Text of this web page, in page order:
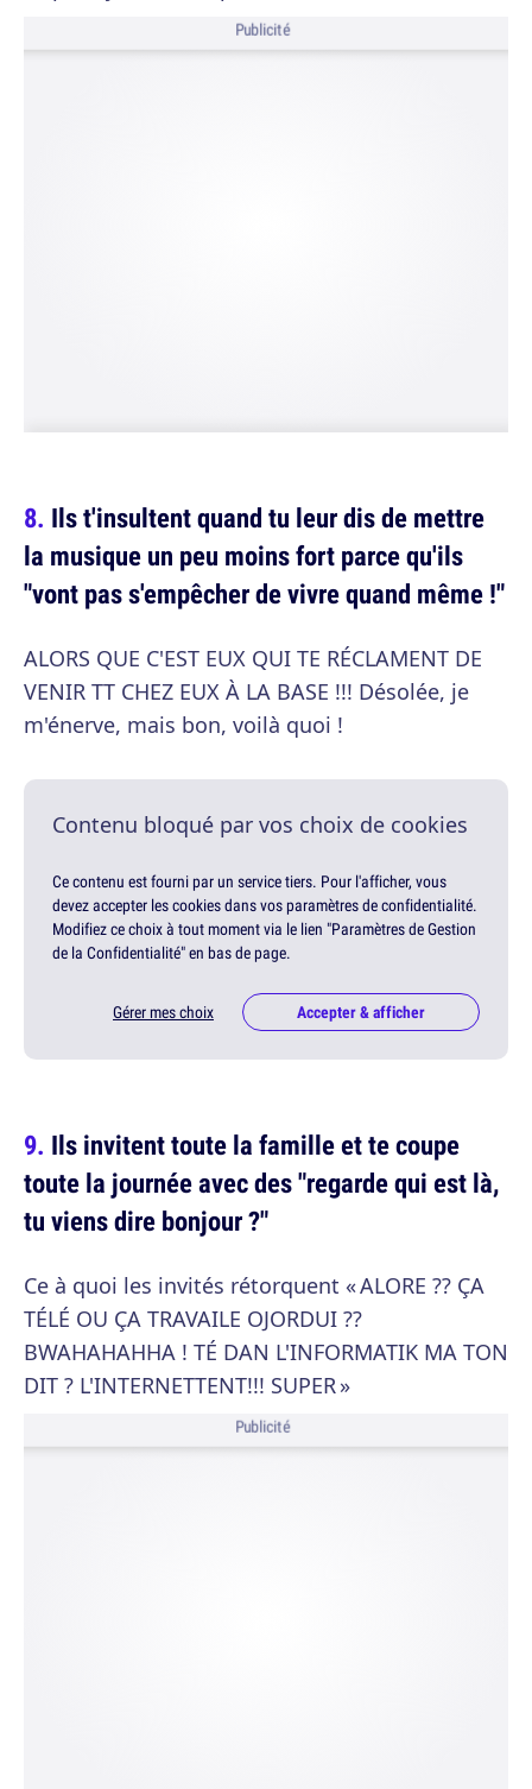
Publicité
Ils t'insultent quand tu leur dis de mettre
la musique un peu moins fort parce qu'ils
"vont pas s'empêcher de vivre quand même !"
ALORS QUE C'EST EUX QUI TE RÉCLAMENT DE
VENIR TT CHEZ EUX À LA BASE !!! Désolée, je
m'énerve, mais bon, voilà quoi !
Contenu bloqué par vos choix de cookies
Ce contenu est fourni par un service tiers. Pour l'afficher, vous
devez accepter les cookies dans vos paramètres de confidentialité.
Modifiez ce choix à tout moment via le lien "Paramètres de Gestion
de la Confidentialité" en bas de page.
Gérer mes choix Accepter & afficher
Ils invitent toute la famille et te coupe
toute la journée avec des "regarde qui est là,
tu viens dire bonjour ?"
Ce à quoi les invités rétorquent « ALORE ?? ÇA
TÉLÉ OU ÇA TRAVAILE OJORDUI ??
BWAHAHAHHA ! TÉ DAN L'INFORMATIK MA TON
DIT ? L'INTERNETTENT!!! SUPER »
Publicité